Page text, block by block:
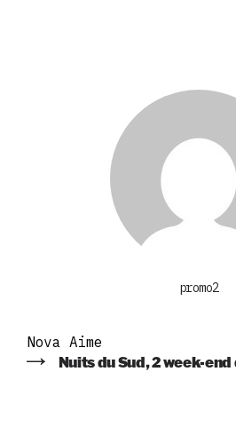
promo2
Nova Aime
Nuits du Sud, 2 week-end